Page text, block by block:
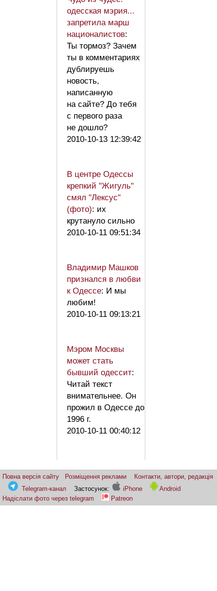
одесская мэрия...
запретила марш
националистов:
Ты тормоз? Зачем
ты в комментариях
дублируешь
новость,
написанную
на сайте? До тебя
с первого раза
не дошло?
2010-10-13 12:39:42
В центре Одессы
крепкий "Жигуль"
смял "Лексус"
(фото): их
крутануло сильно
2010-10-11 09:51:34
Владимир Машков
признался в любви
к Одессе: И мы
любим!
2010-10-11 09:13:21
Мэром Москвы
может стать
бывший одессит:
Читай текст
внимательнее. Он
прожил в Одессе до
1996 г.
2010-10-11 00:40:12
Повна версія сайту Розміщення реклами
Контакти, автори, редакція
Telegram-канал
Застосунок: iPhone
Android
Надіслати фото через telegram
Patreon